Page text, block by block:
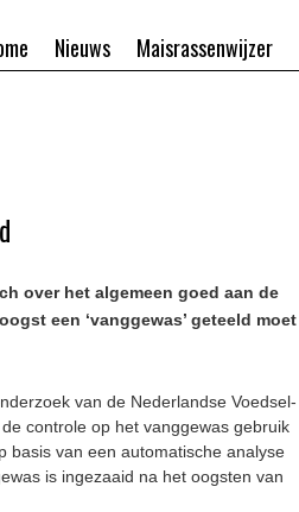
Maisrassenwijzer
Nieuws
over het algemeen goed aan de
een ‘vanggewas’ geteeld moet
van de Nederlandse Voedsel-
controle op het vanggewas gebruik
basis van een automatische analyse
is ingezaaid na het oogsten van